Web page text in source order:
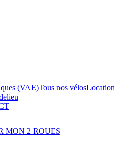
(VAE)Tous nos vélosLocation
MON 2 ROUES